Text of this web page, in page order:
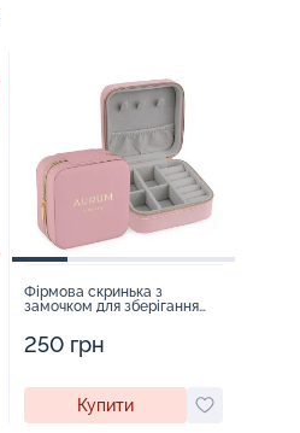
Фірмова скринька з
замочком для зберігання
250 грн
Купити